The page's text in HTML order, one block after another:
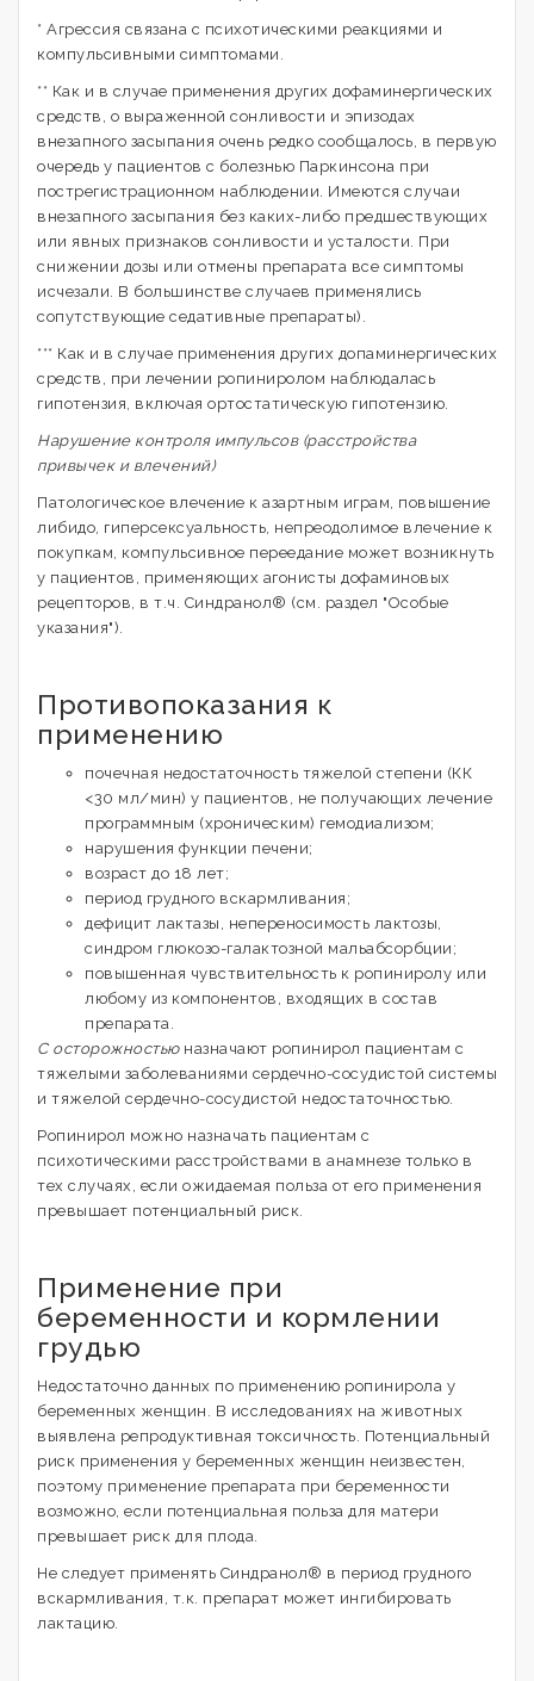
* Агрессия связана с психотическими реакциями и
компульсивными симптомами.
** Как и в случае применения других дофаминергических
средств, о выраженной сонливости и эпизодах
внезапного засыпания очень редко сообщалось, в первую
очередь у пациентов с болезнью Паркинсона при
пострегистрационном наблюдении. Имеются случаи
внезапного засыпания без каких-либо предшествующих
или явных признаков сонливости и усталости. При
снижении дозы или отмены препарата все симптомы
исчезали. В большинстве случаев применялись
сопутствующие седативные препараты).
*** Как и в случае применения других допаминергических
средств, при лечении ропиниролом наблюдалась
гипотензия, включая ортостатическую гипотензию.
Нарушение контроля импульсов (расстройства
привычек и влечений)
Патологическое влечение к азартным играм, повышение
либидо, гиперсексуальность, непреодолимое влечение к
покупкам, компульсивное переедание может возникнуть
у пациентов, применяющих агонисты дофаминовых
рецепторов, в т.ч. Синдранол® (см. раздел "Особые
указания").
Противопоказания к
применению
почечная недостаточность тяжелой степени (КК
<30 мл/мин) у пациентов, не получающих лечение
программным (хроническим) гемодиализом;
нарушения функции печени;
возраст до 18 лет;
период грудного вскармливания;
дефицит лактазы, непереносимость лактозы,
синдром глюкозо-галактозной мальабсорбции;
повышенная чувствительность к ропиниролу или
любому из компонентов, входящих в состав
препарата.
С осторожностьюназначают ропинирол пациентам с
тяжелыми заболеваниями сердечно-сосудистой системы
и тяжелой сердечно-сосудистой недостаточностью.
Ропинирол можно назначать пациентам с
психотическими расстройствами в анамнезе только в
тех случаях, если ожидаемая польза от его применения
превышает потенциальный риск.
Применение при
беременности и кормлении
грудью
Недостаточно данных по применению ропинирола у
беременных женщин. В исследованиях на животных
выявлена репродуктивная токсичность. Потенциальный
риск применения у беременных женщин неизвестен,
поэтому применение препарата при беременности
возможно, если потенциальная польза для матери
превышает риск для плода.
Не следует применять Синдранол® в период грудного
вскармливания, т.к. препарат может ингибировать
лактацию.